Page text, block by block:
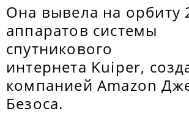
Она вывела на орбиту
аппаратов системы
спутникового
интернета Kuiper,
компанией Amazon
Безоса.